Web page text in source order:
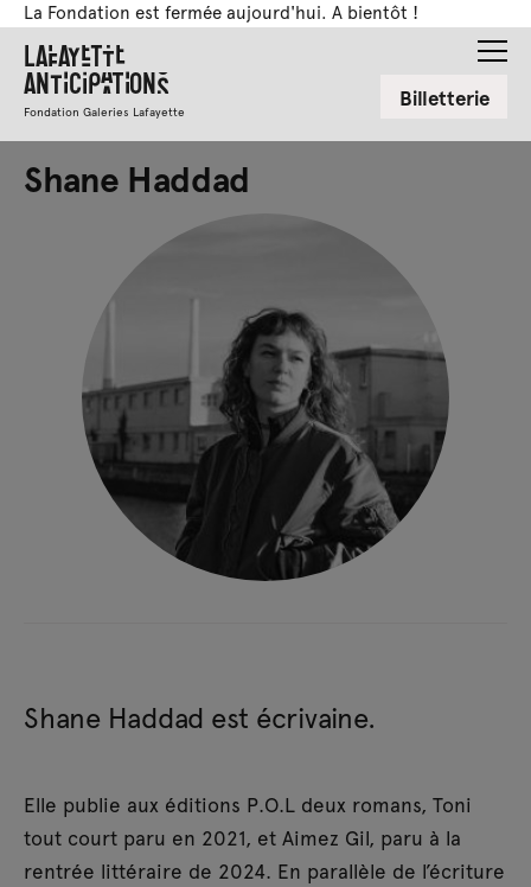
La Fondation est fermée aujourd'hui. A bientôt !
Lafayette
Anticipations
Fondation Galeries Lafayette Billetterie
Shane Haddad
Shane Haddad est écrivaine.
Elle publie aux éditions P.O.L deux romans, Toni
tout court paru en 2021, et Aimez Gil, paru à la
rentrée littéraire de 2024. En parallèle de l’écriture